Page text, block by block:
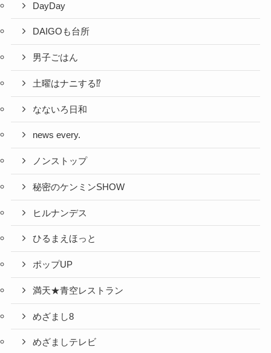
DayDay
DAIGOも台所
男子ごはん
土曜はナニする⁉
なないろ日和
news every.
ノンストップ
秘密のケンミンSHOW
ヒルナンデス
ひるまえほっと
ポップUP
満天★青空レストラン
めざまし8
めざましテレビ